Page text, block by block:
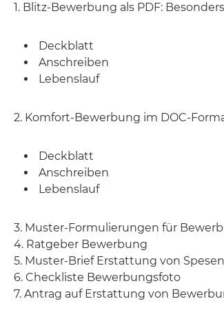
1. Blitz-Bewerbung als PDF:
Deckblatt
Anschreiben
Lebenslauf
2. Komfort-Bewerbung im DOC-
Deckblatt
Anschreiben
Lebenslauf
3. Muster-Formulierungen für
4. Ratgeber Bewerbung
5. Muster-Brief Erstattung von
6. Checkliste Bewerbungsfoto
7. Antrag auf Erstattung von